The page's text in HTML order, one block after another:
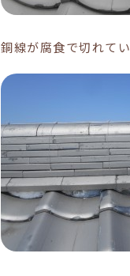
銅線が腐食で切れてい